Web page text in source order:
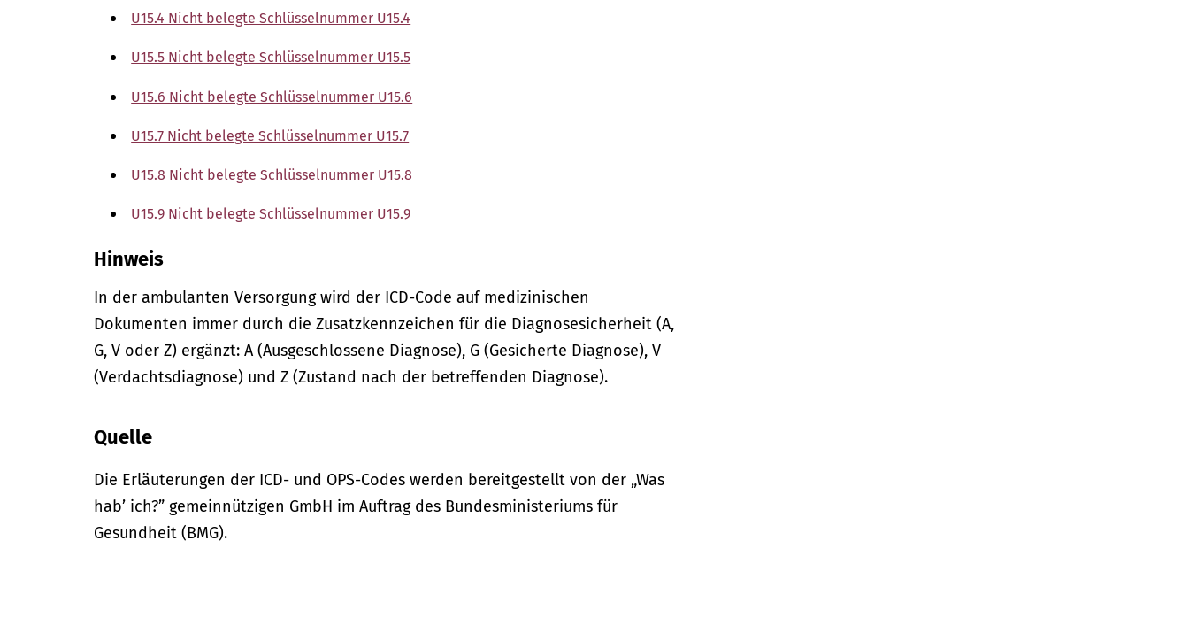
U15.4 Nicht belegte Schlüsselnummer U15.4
U15.5 Nicht belegte Schlüsselnummer U15.5
U15.6 Nicht belegte Schlüsselnummer U15.6
U15.7 Nicht belegte Schlüsselnummer U15.7
U15.8 Nicht belegte Schlüsselnummer U15.8
U15.9 Nicht belegte Schlüsselnummer U15.9
Hinweis
In derambulanten Versorgung wird der ICD-Code auf medizinischen
Dokumenten immer durch die Zusatzkennzeichen für die Diagnosesicherheit (A,
G, V oder Z) ergänzt: A (Ausgeschlossene Diagnose), G (Gesicherte Diagnose), V
(Verdachtsdiagnose) und Z (Zustand nach der betreffenden Diagnose).
Quelle
Die Erläuterungen der ICD- und OPS-Codes werden bereitgestellt von der „Was
hab’ ich?” gemeinnützigen GmbH im Auftrag des Bundesministeriums für
Gesundheit (BMG).